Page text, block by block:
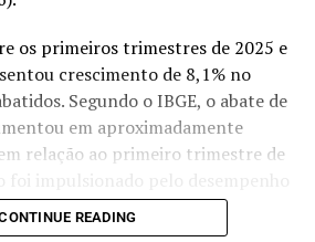
os primeiros trimestres de 2025 e
crescimento de 8,1% no
Segundo o IBGE, o abate de
em aproximadamente
relação ao primeiro trimestre de
da federação.
READING